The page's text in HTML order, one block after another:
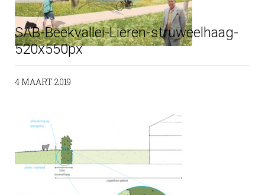
SAB-Beekvallei-Lieren-struweelhaag-
520x550px
4 MAART 2019